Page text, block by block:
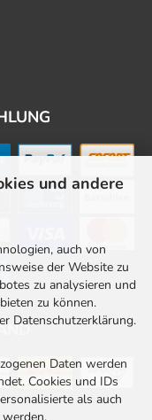
und andere
auch von
der Website zu
zu analysieren und
zu können.
Datenschutzerklärung.
Daten werden
Cookies und IDs
als auch